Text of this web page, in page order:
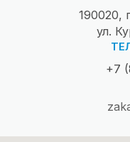
190020,
ул.
+7